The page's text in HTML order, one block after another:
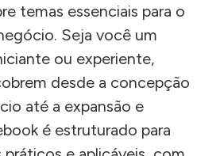
temas essenciais para o
Seja você um
ou experiente,
desde a concepção
até a expansão e
é estruturado para